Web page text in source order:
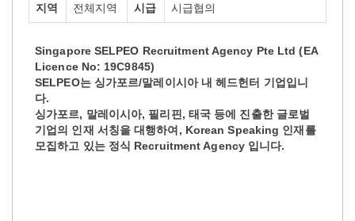
지역 전체지역 시급 시급협의
Singapore SELPEO Recruitment Agency Pte Ltd (EA
Licence No: 19C9845)
SELPEO는 싱가포르/말레이시아 내 헤드헌터 기업입니
다.
싱가포르, 말레이시아, 필리핀, 태국 등에 진출한 글로벌
기업의 인재 서칭을 대행하여, Korean Speaking 인재를
모집하고 있는 정식 Recruitment Agency 입니다.